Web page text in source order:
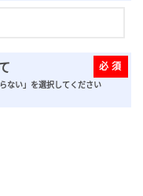
ない」を選択してください